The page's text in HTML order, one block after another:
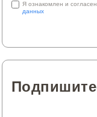
Я ознакомлен и
данных